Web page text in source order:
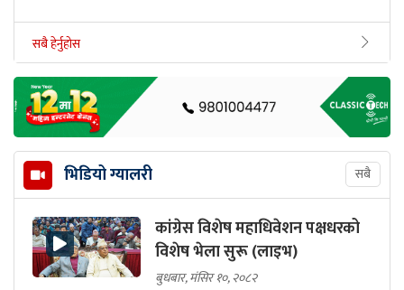
सबै हेर्नुहोस
भिडियो ग्यालरी सबै
कांग्रेस विशेष महाधिवेशन पक्षधरको
विशेष भेला सुरू (लाइभ)
बुधबार, मंसिर १०, २०८२